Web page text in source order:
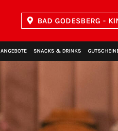
BAD GODESBERG -
ANGEBOTE SNACKS & DRINKS